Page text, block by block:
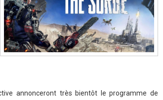
annonceront très bientôt le programme de